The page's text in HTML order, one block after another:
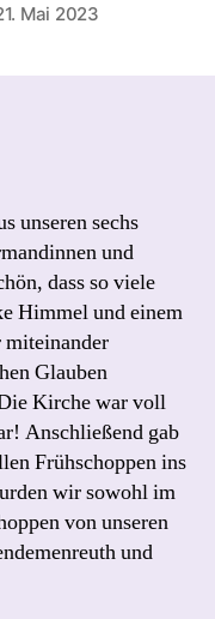
Mai 2023
unseren sechs
und
dass so viele
Himmel und einem
miteinander
Glauben
Kirche war voll
Anschließend gab
Frühschoppen ins
wir sowohl im
von unseren
und